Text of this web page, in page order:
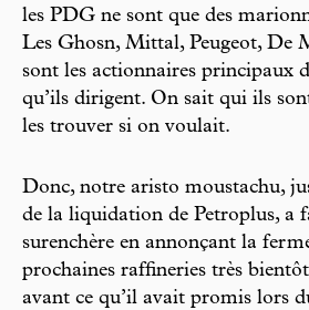
les PDG ne sont que des
Les Ghosn, Mittal, Peugeot, De
sont les actionnaires principaux
qu’ils dirigent. On sait qui ils
les trouver si on voulait.
Donc, notre aristo moustachu,
de la liquidation de Petroplus, a
surenchère en annonçant la
prochaines raffineries très
avant ce qu’il avait promis lors